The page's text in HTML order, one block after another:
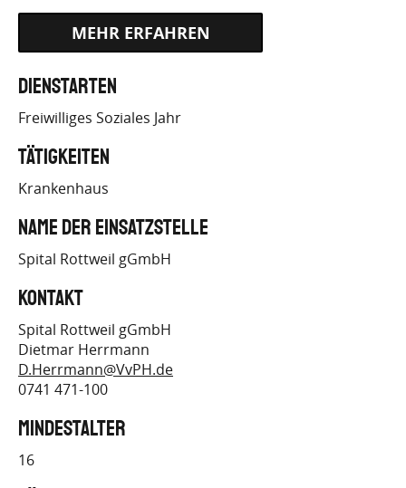
FSJ.DE/BEWIRB-DICH/FREIE-
STELLEN-SUCHEN
Dienstarten
Freiwilliges Soziales Jahr
Tätigkeiten
Krankenhaus
Name der Einsatzstelle
Spital Rottweil gGmbH
Kontakt
Spital Rottweil gGmbH
Dietmar Herrmann
D.Herrmann@VvPH.de
0741 471-100
Mindestalter
16